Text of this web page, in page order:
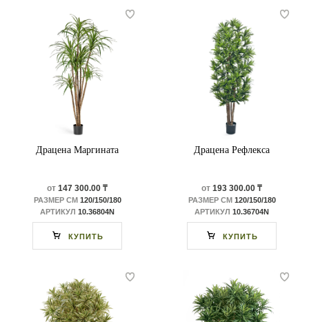
Драцена Маргината
от 147 300.00 ₸
РАЗМЕР СМ 120/150/180
АРТИКУЛ 10.36804N
КУПИТЬ
Драцена Рефлекса
от 193 300.00 ₸
РАЗМЕР СМ 120/150/180
АРТИКУЛ 10.36704N
КУПИТЬ